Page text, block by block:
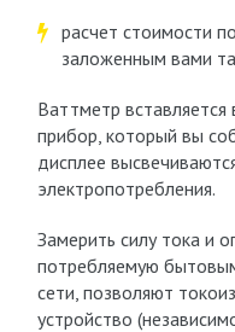
расчет стоимости
заложенным вами
Ваттметр вставляется
прибор, который вы
дисплее
электропотребления.
Замерить силу тока и
потребляемую
сети, позволяют
устройство